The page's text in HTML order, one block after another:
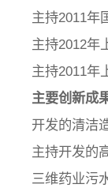
主持2011年
主持2012年
主持2011年
主要创新成
开发的清洁
主持开发的
三维药业污